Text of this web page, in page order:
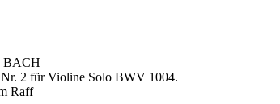
BACH
Nr. 2 für Violine Solo BWV 1004.
Raff